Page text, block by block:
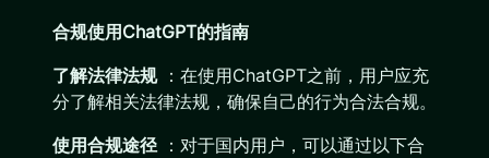
合规使用ChatGPT的指南
了解法律法规：在使用ChatGPT之前，用户应充
分了解相关法律法规，确保自己的行为合法合规。
使用合规途径：对于国内用户，可以通过以下合